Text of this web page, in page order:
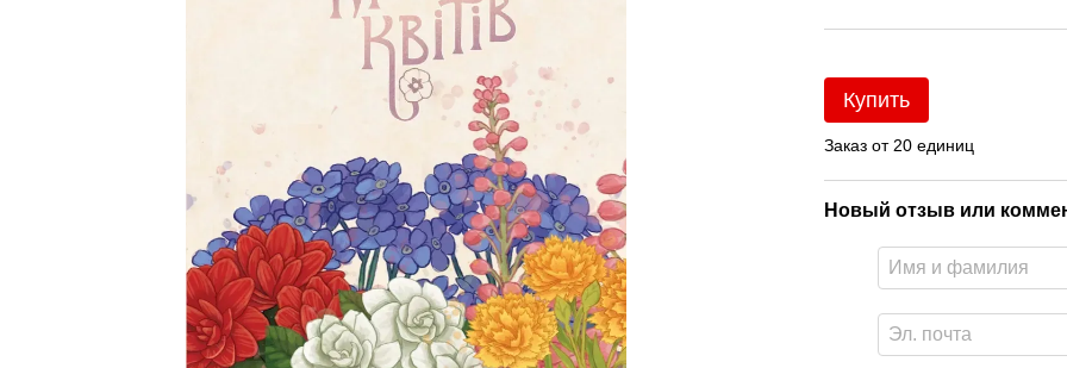
Купить
Заказ от 20 единиц
Новый отзыв или